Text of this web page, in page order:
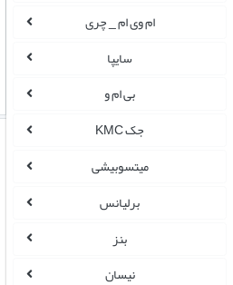
ام وی ام _ چری
سایپا
بی ام و
جک KMC
میتسوبیشی
برلیانس
بنز
نیسان